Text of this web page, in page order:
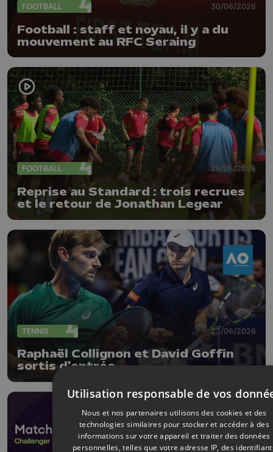
FOOTBALL 30/06/2026
Football : staff et noyau, il y a du
mouvement au RFC Seraing
FOOTBALL 29/06/2026
Reprise au Standard : trois recrues
et le retour de Jonathan Legear
TENNIS 23/06/2026
Raphaël Collignon et David Goffin
sortis d'entrée
Utilisation responsable de vos
Nous et nos partenaires utilisons des cookies et des
technologies similaires pour stocker et accéder à des
informations sur votre appareil et traiter des données
personnelles, telles que votre adresse IP, des